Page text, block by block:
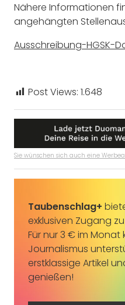
Nähere Informationen
angehängten
Ausschreibung-HGSK-
Post Views: 1.648
Sie wünschen sich auch eine
Taubenschlag+
exklusiven Zugang
Für nur 3 € im
Journalismus
erstklassige Artikel
genießen!